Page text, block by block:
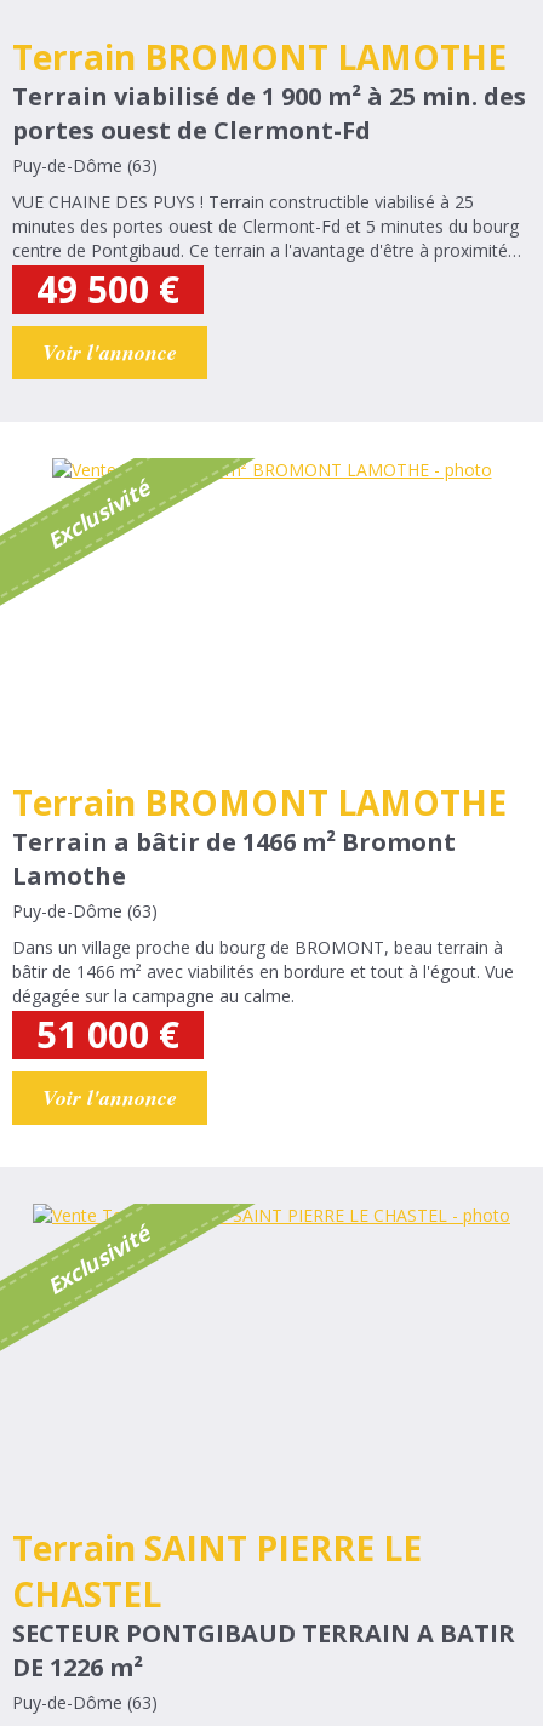
Terrain BROMONT LAMOTHE
Terrain viabilisé de 1 900 m² à 25 min. des
portes ouest de Clermont-Fd
Puy-de-Dôme (63)
VUE CHAINE DES PUYS ! Terrain constructible viabilisé à 25
minutes des portes ouest de Clermont-Fd et 5 minutes du bourg
centre de Pontgibaud. Ce terrain a l'avantage d'être à proximité
de l'école (maternelle & primaire) de Bromont-Lamothe.
Assainissement...
49 500 €
Voir l'annonce
E
x
c
l
u
s
i
v
i
t
é
Terrain BROMONT LAMOTHE
Terrain a bâtir de 1466 m² Bromont
Lamothe
Puy-de-Dôme (63)
Dans un village proche du bourg de BROMONT, beau terrain à
bâtir de 1466 m² avec viabilités en bordure et tout à l'égout. Vue
dégagée sur la campagne au calme.
51 000 €
Voir l'annonce
E
x
c
l
u
s
i
v
i
t
é
Terrain SAINT PIERRE LE
CHASTEL
SECTEUR PONTGIBAUD TERRAIN A BATIR
DE 1226 m²
Puy-de-Dôme (63)